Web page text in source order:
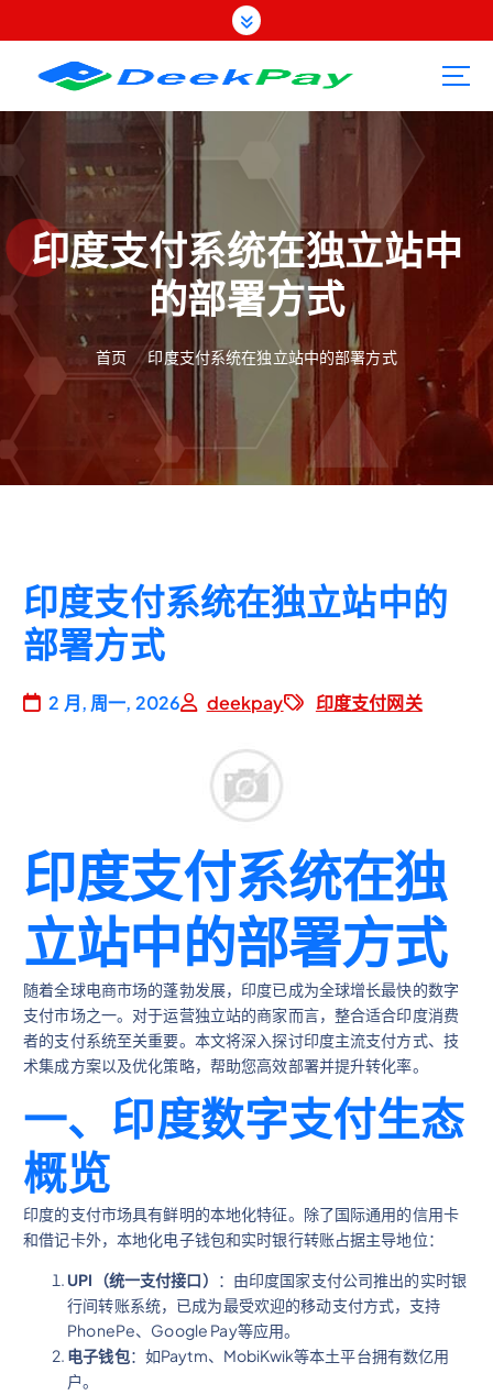
转
容
印度支付系统在独立站中
的部署方式
首页 印度支付系统在独立站中的部署方式
印度支付系统在独立站中的
部署方式
2 月, 周一, 2026 deekpay 印度支付网关
印度支付系统在独
立站中的部署方式
随着全球电商市场的蓬勃发展，印度已成为全球增长最快的数字
支付市场之一。对于运营独立站的商家而言，整合适合印度消费
者的支付系统至关重要。本文将深入探讨印度主流支付方式、技
术集成方案以及优化策略，帮助您高效部署并提升转化率。
一、印度数字支付生态
概览
印度的支付市场具有鲜明的本地化特征。除了国际通用的信用卡
和借记卡外，本地化电子钱包和实时银行转账占据主导地位：
UPI（统一支付接口）
：由印度国家支付公司推出的实时银
行间转账系统，已成为最受欢迎的移动支付方式，支持
PhonePe、Google Pay等应用。
电子钱包：如Paytm、MobiKwik等本土平台拥有数亿用
户。